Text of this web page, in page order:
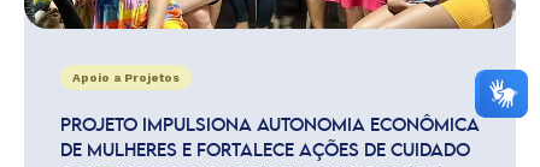
Apoio a Projetos
PROJETO IMPULSIONA AUTONOMIA ECONÔMICA
DE MULHERES E FORTALECE AÇÕES DE CUIDADO